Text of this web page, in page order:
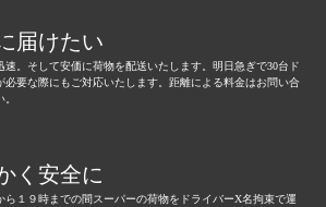
届けたい
速。そして安価に荷物を配送いたします。明日急ぎで30台ド
必要な際にもご対応いたします。距離による料金はお問い合
く安全に
ら１９時までの間スーパーの荷物をドライバーX名拘束で運